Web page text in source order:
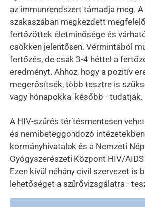
az immunrendszert támadja meg.
szakaszában megkezdett
fertőzöttek életminősége és
csökken jelentősen. Vérmintából
fertőzés, de csak 3-4 héttel a
eredményt. Ahhoz, hogy a pozitív
megerősítsék, több tesztre is
vagy hónapokkal később - tudatják.
A HIV-szűrés térítésmentesen
és nemibeteggondozó
kormányhivatalok és a Nemzeti
Gyógyszerészeti Központ HIV/
Ezen kívül néhány civil szervezet is
lehetőséget a szűrővizsgálatra -